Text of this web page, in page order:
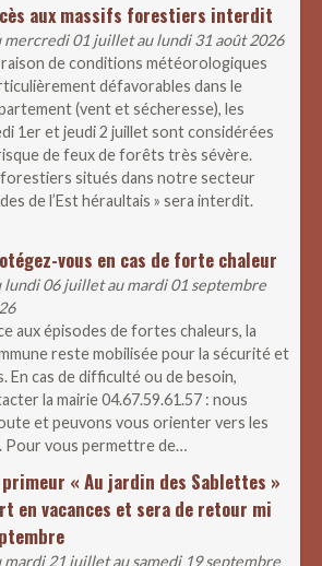
aux massifs forestiers interdit
mercredi 01 juillet au lundi 31 août 2026
raison de conditions météorologiques
défavorables dans le
(vent et sécheresse), les
1er et jeudi 2 juillet sont considérées
de feux de forêts très sévère.
forestiers situés dans notre secteur
de l’Est héraultais » sera interdit.
vous en cas de forte chaleur
lundi 06 juillet au mardi 01 septembre
aux épisodes de fortes chaleurs, la
reste mobilisée pour la sécurité et
En cas de difficulté ou de besoin,
la mairie 04.67.59.61.57 : nous
et peuvons vous orienter vers les
Pour vous permettre de…
primeur « Au jardin des Sablettes »
en vacances et sera de retour mi
mardi 21 juillet au samedi 19 septembre